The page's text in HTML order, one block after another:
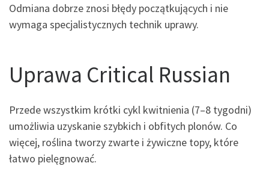
Odmiana dobrze znosi błędy początkujących i nie
wymaga specjalistycznych technik uprawy.
Uprawa Critical Russian
Przede wszystkim krótki cykl kwitnienia (7–8 tygodni)
umożliwia uzyskanie szybkich i obfitych plonów. Co
więcej, roślina tworzy zwarte i żywiczne topy, które
łatwo pielęgnować.